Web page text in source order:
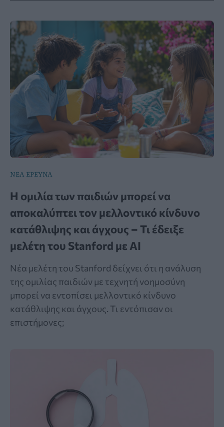
ΝΕΑ ΕΡΕΥΝΑ
Η ομιλία των παιδιών μπορεί να
αποκαλύπτει τον μελλοντικό κίνδυνο
κατάθλιψης και άγχους – Τι έδειξε
μελέτη του Stanford με AI
Νέα μελέτη του Stanford δείχνει ότι η ανάλυση
της ομιλίας παιδιών με τεχνητή νοημοσύνη
μπορεί να εντοπίσει μελλοντικό κίνδυνο
κατάθλιψης και άγχους. Τι εντόπισαν οι
επιστήμονες;